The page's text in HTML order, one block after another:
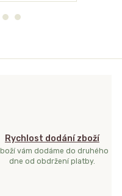
Rychlost dodání zboží
vám dodáme do druhého
dne od obdržení platby.